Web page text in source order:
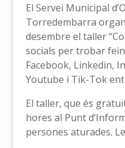
El Servei Municipal
Torredembarra
desembre el taller
socials per trobar
Facebook, Linkedin,
Youtube i Tik-Tok
El taller, que és
hores al Punt
persones aturades.